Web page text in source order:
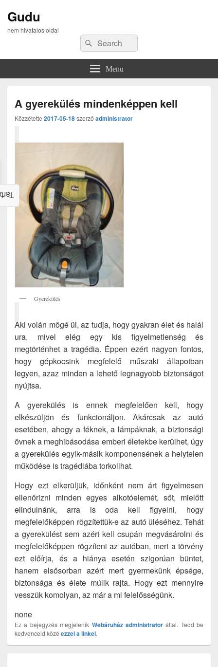
Gudu
nem hivatalos oldal
Search
for:
Search
Menu
A gyerekülés mindenképpen kell
Közzétette 2017-05-18szerző administrator
Gyerekülés
Aki volán mögé ül, az tudja, hogy gyakran élet és halál
ura, mivel elég egy kis figyelmetlenség és
megtörténhet a tragédia. Éppen ezért nagyon fontos,
hogy gépkocsink megfelelő műszaki állapotban
legyen, azaz minden a lehető legnagyobb biztonságot
nyújtsa.
A gyerekülés is ennek megfelelően kell, hogy
elkészüljön és funkcionáljon. Akárcsak az autó
esetében, ahogy a féknek, a lámpáknak, a biztonsági
övnek a meghibásodása emberi életekbe kerülhet, úgy
a gyerekülés egyik-másik komponensének a helytelen
működése is tragédiába torkollhat.
Hogy ezt elkerüljük, időnként nem árt figyelmesen
ellenőrizni minden egyes alkotóelemét, sőt, mielőtt
elindulnánk, arra is oda kell figyelni, hogy
megfelelőképpen rögzítettük-e az autó üléséhez. Tehát
a gyerekülést sem azért kell csupán megvásárolni és
megfelelőképpen rögzíteni az autóban, mert a törvény
ezt előírja, és a hiánya esetén szigorúan büntet,
hanem elsősorban azért mert gyermekünk épsége,
biztonsága és élete múlik rajta. Hogy ezt mennyire
vesszük komolyan, az már a mi felelősségünk.
none
Ez a bejegyzés megjelenik Webáruház administratoráltal. Tedd be
kedvenceid közé ezzel a linkel.